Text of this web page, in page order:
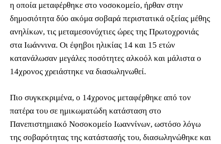
η οποία μεταφέρθηκε στο νοσοκομείο, ήρθαν στην
δημοσιότητα δύο ακόμα σοβαρά περιστατικά οξείας μέθης
ανηλίκων, τις μεταμεσονύχτιες ώρες της Πρωτοχρονιάς
στα Ιωάννινα. Οι έφηβοι ηλικίας 14 και 15 ετών
κατανάλωσαν μεγάλες ποσότητες αλκοόλ και μάλιστα ο
14χρονος χρειάστηκε να διασωληνωθεί.
Πιο συγκεκριμένα, ο 14χρονος μεταφέρθηκε από τον
πατέρα του σε ημικωματώδη κατάσταση στο
Πανεπιστημιακό Νοσοκομείο Ιωαννίνων, ωστόσο λόγω
της σοβαρότητας της κατάστασής του, διασωληνώθηκε και